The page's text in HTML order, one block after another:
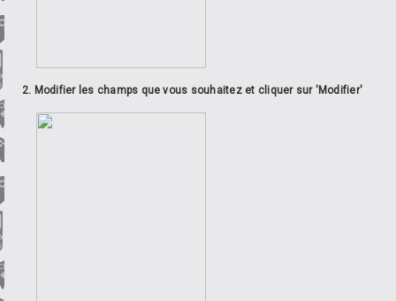
2. Modifier les champs que vous souhaitez et cliquer sur 'Modifier'